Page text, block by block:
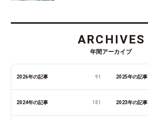
ARCHIVES
年間アーカイブ
2026年の記事 91 2025年の記事
2024年の記事 181 2023年の記事